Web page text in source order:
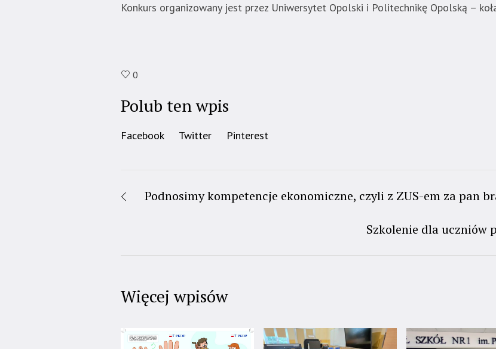
Konkurs organizowany jest przez Uniwersytet Opolski i Politechnikę Opolską –
0
Polub ten wpis
Facebook Twitter Pinterest
Podnosimy kompetencje ekonomiczne, czyli z ZUS-em za pan
Szkolenie dla uczniów
Więcej wpisów